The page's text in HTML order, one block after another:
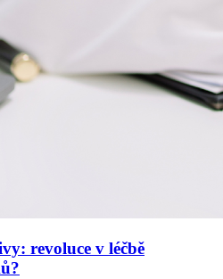
revoluce v léčbě